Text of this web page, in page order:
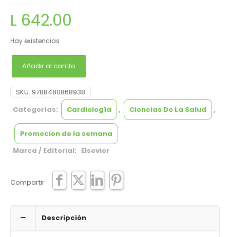
L 642.00
Hay existencias
Añadir al carrito
SKU: 9788480868938
Categorías:
Cardiología , Ciencias De La Salud ,
Promocion de la semana
Marca / Editorial: Elsevier
Compartir
Descripción